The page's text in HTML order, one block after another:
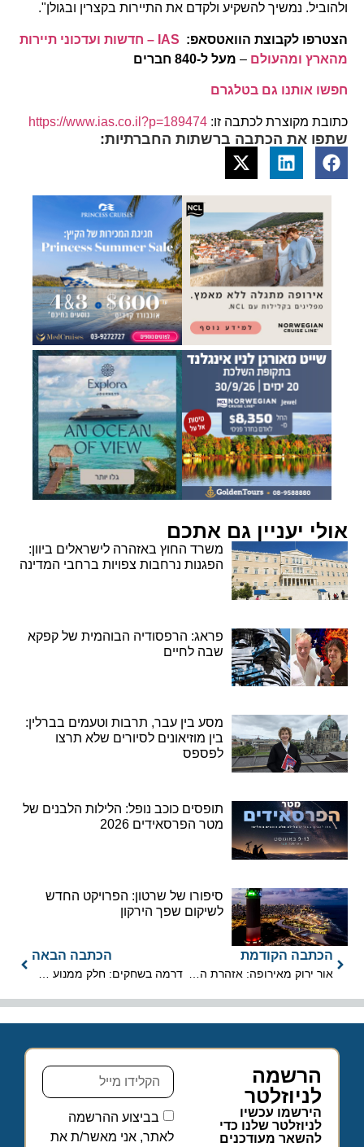
ולהוביל. נמשיך להשקיע ולקדם את התיירות בקצרין ובגולן".
הצטרפו לקבוצת הוואטסאפ:
IAS – חדשות ועדכוני תיירות
מהארץ ומהעולם – מעל ל-840 חברים
חפשו אותנו גם בטלגרם
כתובת מקוצרת לכתבה זו: https://www.ias.co.il?p=189474
שתפו את הכתבה ברשתות החברתיות:
אולי יעניין גם אתכם
משרד החוץ באזהרה לישראלים ביוון:
הפגנות נרחבות צפויות ברחבי המדינה
פראג: הרפסודיה הבוהמית של קפקא
שבה לחיים
מסע בין עבר, תרבות וטעמים בברלין:
בין מוזיאונים לסיורים שלא תרצו
לפספס
תופסים כוכב נופל: הלילות הלבנים של
מטר הפרסאידים 2026
סיפורו של שרטון: הפרויקט החדש
לשיקום שפך הירקון
הכתבה הקודמת הכתבה הבאה
הרשמה
לניוזלטר
הירשמו עכשיו
לניוזלטר שלנו כדי
להשאר מעודכנים
בביצוע ההרשמה
לאתר, אני מאשר/ת את